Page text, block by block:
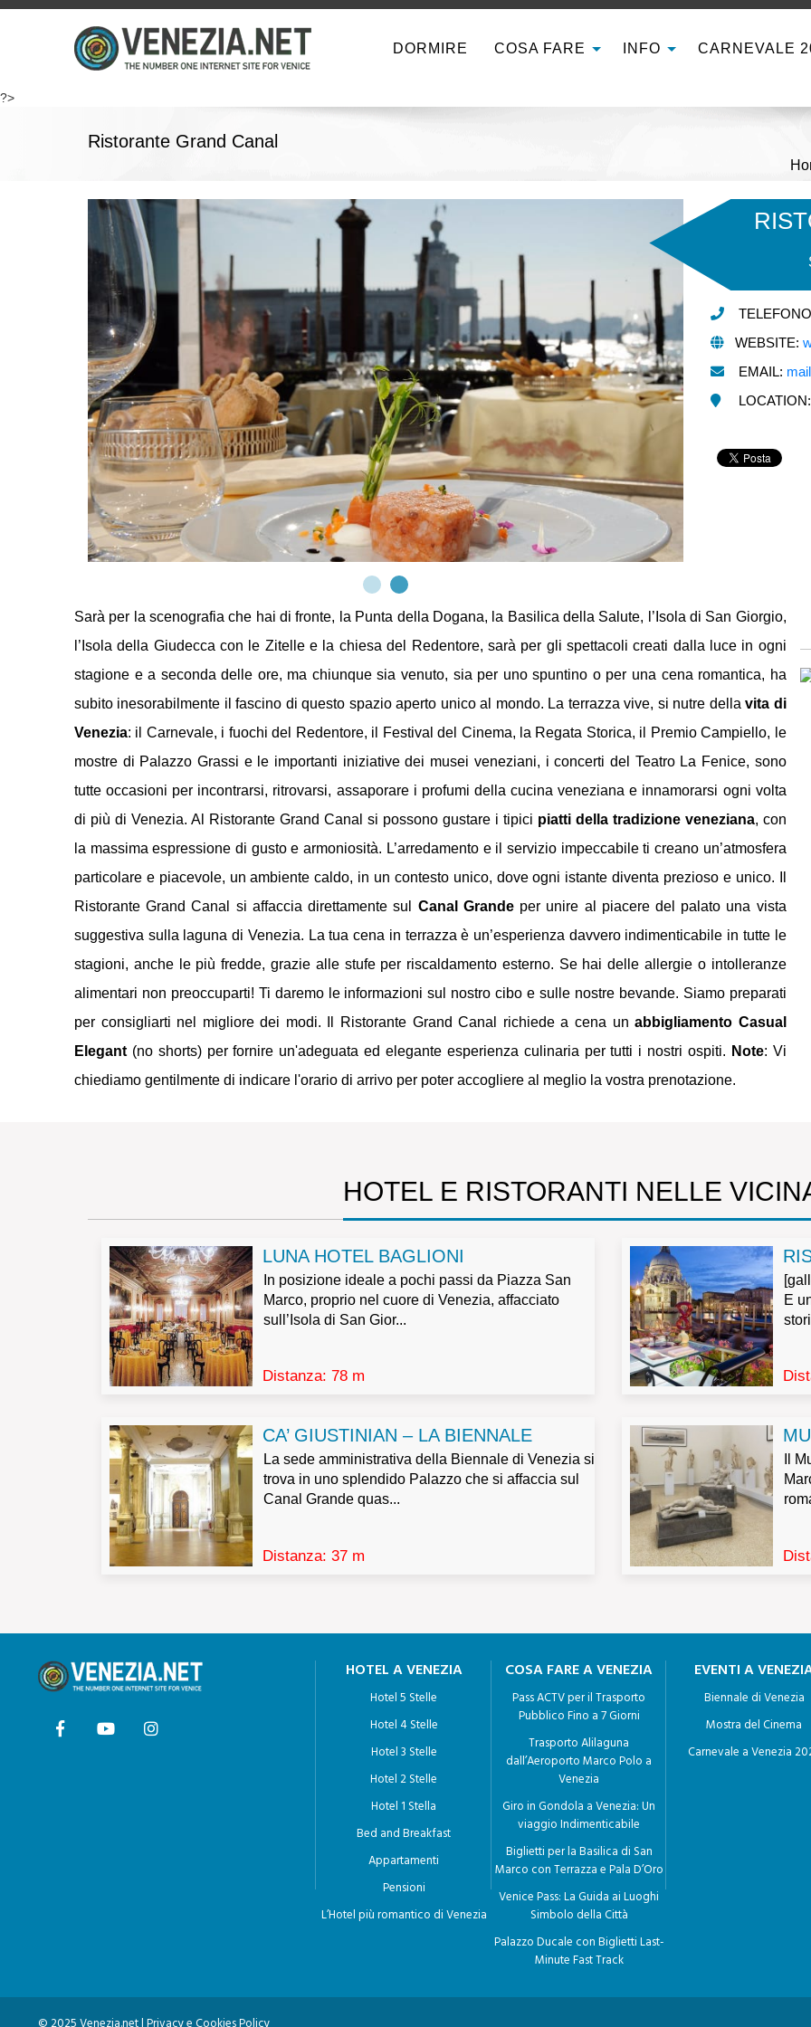
DORMIRE COSA FARE INFO CARNEVALE
?>
Ristorante Grand Canal
WEBSITE:
EMAIL:
Sarà per la scenografia che hai di fronte, la Punta della Dogana, la Basilica della Salute, l’Isola di San Giorgio,
l’Isola della Giudecca con le Zitelle e la chiesa del Redentore, sarà per gli spettacoli creati dalla luce in ogni
stagione e a seconda delle ore, ma chiunque sia venuto, sia per uno spuntino o per una cena romantica, ha
subito inesorabilmente il fascino di questo spazio aperto unico al mondo. La terrazza vive, si nutre della vita di
Venezia: il Carnevale, i fuochi del Redentore, il Festival del Cinema, la Regata Storica, il Premio Campiello, le
mostre di Palazzo Grassi e le importanti iniziative dei musei veneziani, i concerti del Teatro La Fenice, sono
tutte occasioni per incontrarsi, ritrovarsi, assaporare i profumi della cucina veneziana e innamorarsi ogni volta
di più di Venezia. Al Ristorante Grand Canal si possono gustare i tipici piatti della tradizione veneziana, con
la massima espressione di gusto e armoniosità. L’arredamento e il servizio impeccabile ti creano un’atmosfera
particolare e piacevole, un ambiente caldo, in un contesto unico, dove ogni istante diventa prezioso e unico. Il
Ristorante Grand Canal si affaccia direttamente sul
Canal Grandeper unire al piacere del palato una vista
suggestiva sulla laguna di Venezia. La tua cena in terrazza è un’esperienza davvero indimenticabile in tutte le
stagioni, anche le più fredde, grazie alle stufe per riscaldamento esterno. Se hai delle allergie o intolleranze
alimentari non preoccuparti! Ti daremo le informazioni sul nostro cibo e sulle nostre bevande. Siamo preparati
per consigliarti nel migliore dei modi. Il Ristorante Grand Canal richiede a cena un abbigliamento Casual
Elegant (no shorts) per fornire un'adeguata ed elegante esperienza culinaria per tutti i nostri ospiti. Note: Vi
chiediamo gentilmente di indicare l'orario di arrivo per poter accogliere al meglio la vostra prenotazione.
HOTEL E RISTORANTI NELLE
LUNA HOTEL BAGLIONI
In posizione ideale a pochi passi da Piazza San
Marco, proprio nel cuore di Venezia, affacciato
sull’Isola di San Gior...
Distanza: 78 m
E
CA’ GIUSTINIAN – LA BIENNALE
La sede amministrativa della Biennale di Venezia si
trova in uno splendido Palazzo che si affaccia sul
Canal Grande quas...
Distanza: 37 m
Il
HOTEL A VENEZIA
Hotel 5 Stelle
Hotel 4 Stelle
Hotel 3 Stelle
Hotel 2 Stelle
Hotel 1 Stella
Bed and Breakfast
Appartamenti
Pensioni
L’Hotel più romantico di Venezia
COSA FARE A VENEZIA
Pass ACTV per il Trasporto
Pubblico Fino a 7 Giorni
Trasporto Alilaguna
dall’Aeroporto Marco Polo a
Venezia
Giro in Gondola a Venezia: Un
viaggio Indimenticabile
Biglietti per la Basilica di San
Marco con Terrazza e Pala D’Oro
Venice Pass: La Guida ai Luoghi
Simbolo della Città
Palazzo Ducale con Biglietti Last-
Minute Fast Track
EVENTI A
Biennale di Venezia
Mostra del Cinema
Carnevale a Venezia